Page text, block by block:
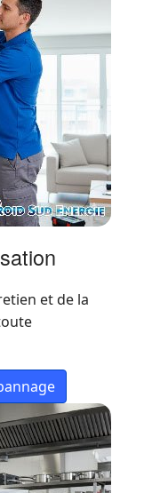
et de la